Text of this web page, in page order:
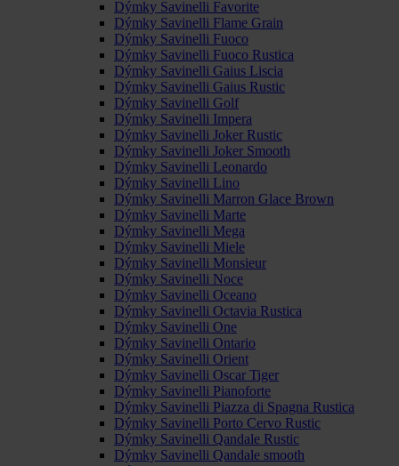
Dýmky Savinelli Favorite
Dýmky Savinelli Flame Grain
Dýmky Savinelli Fuoco
Dýmky Savinelli Fuoco Rustica
Dýmky Savinelli Gaius Liscia
Dýmky Savinelli Gaius Rustic
Dýmky Savinelli Golf
Dýmky Savinelli Impera
Dýmky Savinelli Joker Rustic
Dýmky Savinelli Joker Smooth
Dýmky Savinelli Leonardo
Dýmky Savinelli Lino
Dýmky Savinelli Marron Glace Brown
Dýmky Savinelli Marte
Dýmky Savinelli Mega
Dýmky Savinelli Miele
Dýmky Savinelli Monsieur
Dýmky Savinelli Noce
Dýmky Savinelli Oceano
Dýmky Savinelli Octavia Rustica
Dýmky Savinelli One
Dýmky Savinelli Ontario
Dýmky Savinelli Orient
Dýmky Savinelli Oscar Tiger
Dýmky Savinelli Pianoforte
Dýmky Savinelli Piazza di Spagna Rustica
Dýmky Savinelli Porto Cervo Rustic
Dýmky Savinelli Qandale Rustic
Dýmky Savinelli Qandale smooth